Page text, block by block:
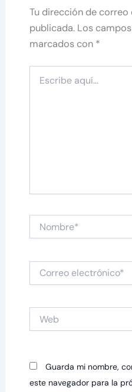
Tu dirección de
publicada. Los
marcados con *
aquí...
Correo
electrónico*
Guarda mi nombre,
este navegador para la